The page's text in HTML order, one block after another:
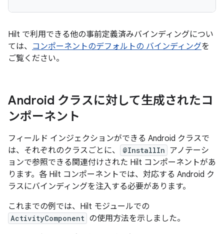
Hilt で利用できる他の事前定義済みバインディングについ
ては、 コンポーネントのデフォルトの バインディングを
ご覧ください。
Android クラスに対して生成されたコ
ンポーネント
フィールド インジェクションができる Android クラスで
は、それぞれのクラスごとに、
@InstallIn アノテーシ
ョンで参照できる関連付けされた Hilt コンポーネントがあ
ります。各 Hilt コンポーネントでは、対応する Android ク
ラスにバインディングを注入する必要があります。
これまでの例では、Hilt モジュールでの
ActivityComponent の使用方法を示しました。